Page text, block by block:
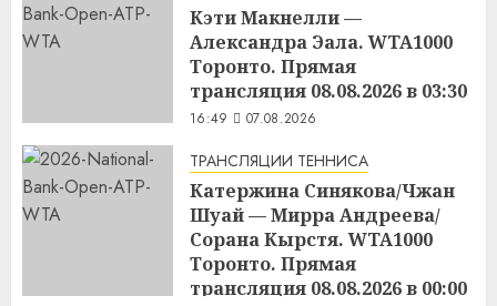
Кэти Макнелли —
Александра Эала. WTA1000
Торонто. Прямая
трансляция 08.08.2026 в 03:30
16:49 07.08.2026
ТРАНСЛЯЦИИ ТЕННИСА
Катержина Синякова/Чжан
Шуай — Мирра Андреева/
Сорана Кырстя. WTA1000
Торонто. Прямая
трансляция 08.08.2026 в 00:00